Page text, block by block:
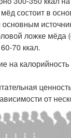
состоит в
ложке мёда
70 ккал.
на калорийность
от